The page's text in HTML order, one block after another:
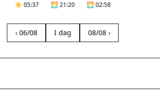
☀️ 05:37 🌅 21:20 🌅 02:58
‹ 06/08 I dag 08/08 ›